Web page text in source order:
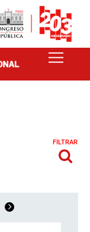
FILTRAR